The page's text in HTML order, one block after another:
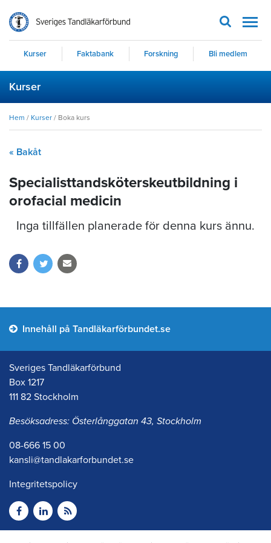
Kurser Faktabank Forskning Bli medlem
Kurser
Hem / Kurser / Boka kurs
« Bakåt
Specialisttandsköterskeutbildning i
orofacial medicin
Inga tillfällen planerade för denna kurs ännu.
Innehåll på Tandläkarförbundet.se
Sveriges Tandläkarförbund
Box 1217
111 82 Stockholm
Besöksadress: Österlånggatan 43, Stockholm
08-666 15 00
kansli@tandlakarforbundet.se
Integritetspolicy